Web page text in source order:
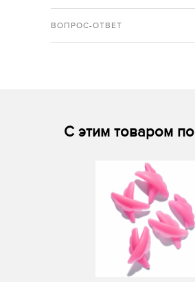
ВОПРОС-ОТВЕТ
С этим товаром